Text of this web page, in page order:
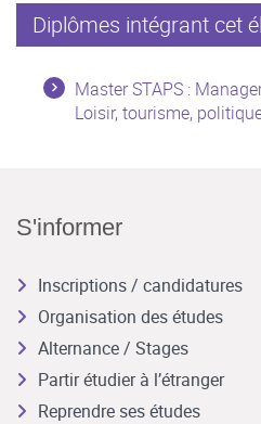
Diplômes intégrant cet
Master STAPS :
Loisir, tourisme,
S'informer
Inscriptions / candidatures
Organisation des études
Alternance / Stages
Partir étudier à l’étranger
Reprendre ses études